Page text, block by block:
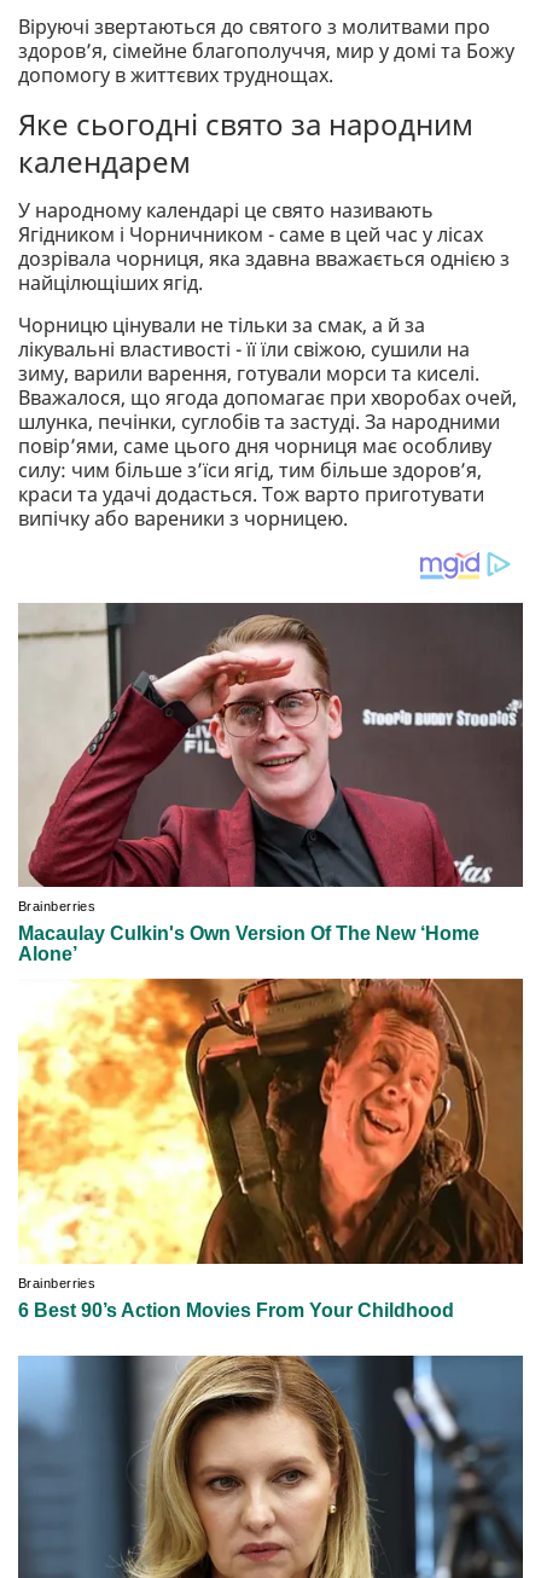
Віруючі звертаються до святого з молитвами про
здоров’я, сімейне благополуччя, мир у домі та Божу
допомогу в життєвих труднощах.
Яке сьогодні свято за народним
календарем
У народному календарі це свято називають
Ягідником і Чорничником - саме в цей час у лісах
дозрівала чорниця, яка здавна вважається однією з
найцілющіших ягід.
Чорницю цінували не тільки за смак, а й за
лікувальні властивості - її їли свіжою, сушили на
зиму, варили варення, готували морси та киселі.
Вважалося, що ягода допомагає при хворобах очей,
шлунка, печінки, суглобів та застуді. За народними
повір’ями, саме цього дня чорниця має особливу
силу: чим більше з’їси ягід, тим більше здоров’я,
краси та удачі додасться. Тож варто приготувати
випічку або вареники з чорницею.